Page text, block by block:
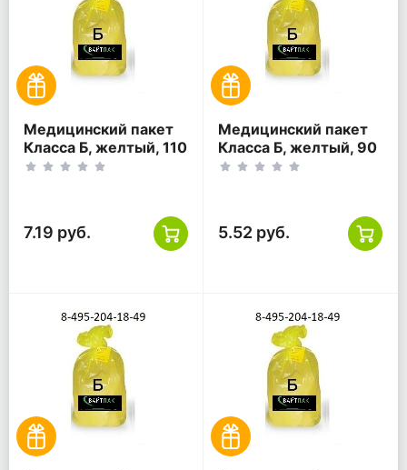
Медицинский пакет
Класса Б, желтый, 110
литров, 700*1100
7.19 руб.
Медицинский пакет
Класса Б, желтый, 90
литров, 600*1000
5.52 руб.